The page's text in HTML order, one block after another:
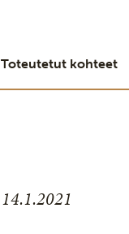
Toteutetut kohteet
14.1.2021